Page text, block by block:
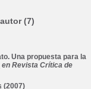
(7)
Una propuesta para la
en Revista Crítica de
(2007)